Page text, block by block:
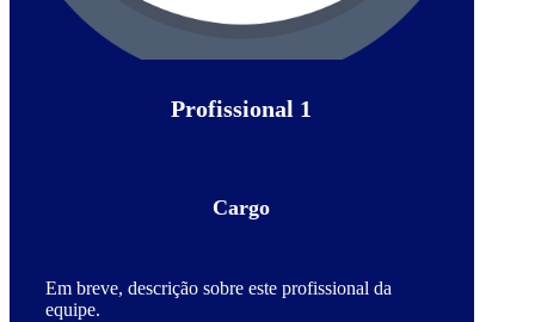
Profissional 1
Cargo
Em breve, descrição sobre este profissional da
equipe.